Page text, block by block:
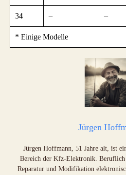
34 – –
* Einige Modelle
Jürgen
Jürgen Hoffmann, 51 Jahre alt, ist
Bereich der Kfz-Elektronik. Beruflich
Reparatur und Modifikation